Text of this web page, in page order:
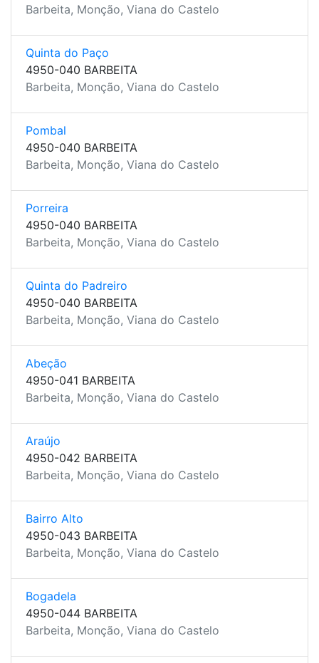
Barbeita, Monção, Viana do Castelo
Quinta do Paço
4950-040 BARBEITA
Barbeita, Monção, Viana do Castelo
Pombal
4950-040 BARBEITA
Barbeita, Monção, Viana do Castelo
Porreira
4950-040 BARBEITA
Barbeita, Monção, Viana do Castelo
Quinta do Padreiro
4950-040 BARBEITA
Barbeita, Monção, Viana do Castelo
Abeção
4950-041 BARBEITA
Barbeita, Monção, Viana do Castelo
Araújo
4950-042 BARBEITA
Barbeita, Monção, Viana do Castelo
Bairro Alto
4950-043 BARBEITA
Barbeita, Monção, Viana do Castelo
Bogadela
4950-044 BARBEITA
Barbeita, Monção, Viana do Castelo